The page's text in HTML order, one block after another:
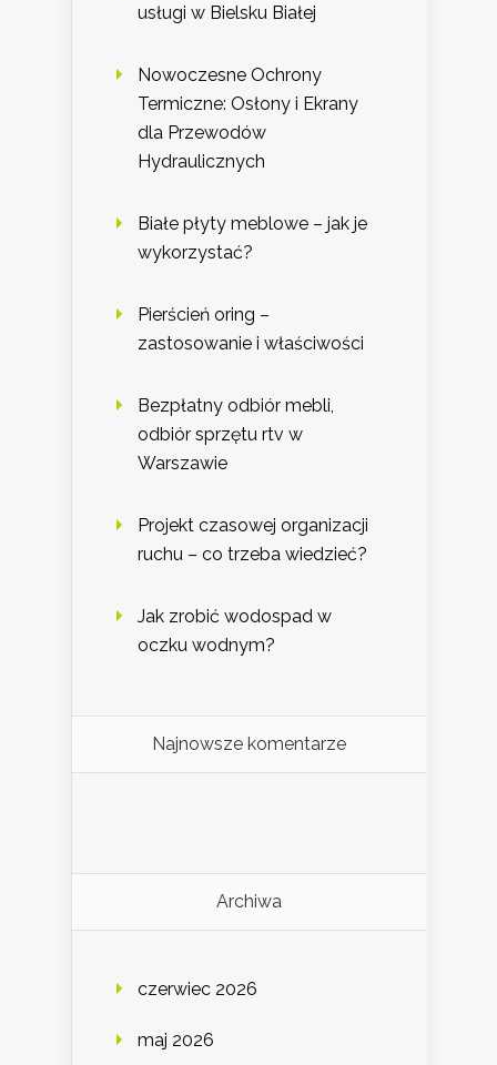
usługi w Bielsku Białej
Nowoczesne Ochrony
Termiczne: Osłony i Ekrany
dla Przewodów
Hydraulicznych
Białe płyty meblowe – jak je
wykorzystać?
Pierścień oring –
zastosowanie i właściwości
Bezpłatny odbiór mebli,
odbiór sprzętu rtv w
Warszawie
Projekt czasowej organizacji
ruchu – co trzeba wiedzieć?
Jak zrobić wodospad w
oczku wodnym?
Najnowsze komentarze
Archiwa
czerwiec 2026
maj 2026